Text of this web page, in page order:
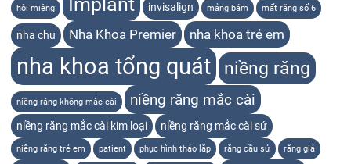
hôi miệng invisalign mảng bám mất răng số 6
nha chu Nha Khoa Premier nha khoa trẻ em
nha khoa tổng quát niềng răng
niềng răng không mắc cài niềng răng mắc cài
niềng răng mắc cài kim loại niềng răng mắc cài sứ
niềng răng trẻ em patient phục hình tháo lắp răng cầu sứ răng giả